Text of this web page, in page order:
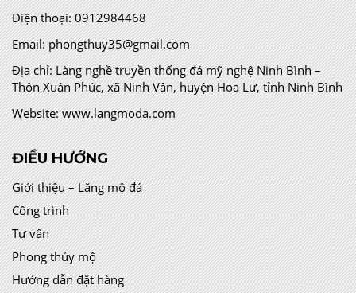
Điện thoại: 0912984468
Email: phongthuy35@gmail.com
Địa chỉ:Làng nghề truyền thống đá mỹ nghệ Ninh Bình –
Thôn Xuân Phúc, xã Ninh Vân, huyện Hoa Lư, tỉnh Ninh Bình
Website: www.langmoda.com
ĐIỀU HƯỚNG
Giới thiệu – Lăng mộ đá
Công trình
Tư vấn
Phong thủy mộ
Hướng dẫn đặt hàng